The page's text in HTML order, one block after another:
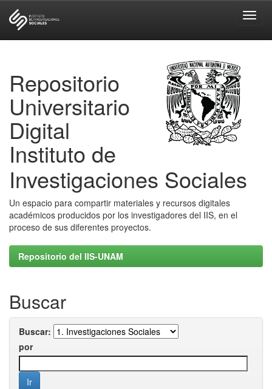
Repositorio
Universitario
Digital
Instituto de
Investigaciones Sociales
Un espacio para compartir materiales y recursos digitales
académicos producidos por los investigadores del IIS, en el
proceso de sus diferentes proyectos.
Repositorio del IIS-UNAM
Buscar
Buscar:
por